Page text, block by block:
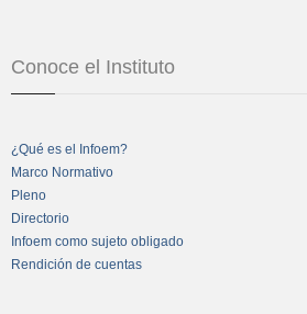
Conoce el Instituto
¿Qué es el Infoem?
Marco Normativo
Pleno
Directorio
Infoem como sujeto obligado
Rendición de cuentas